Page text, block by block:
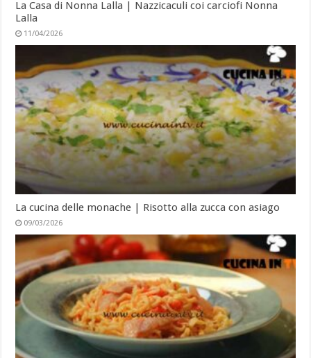
La Casa di Nonna Lalla | Nazzicaculi coi carciofi Nonna
Lalla
11/04/2026
La cucina delle monache | Risotto alla zucca con asiago
09/03/2026